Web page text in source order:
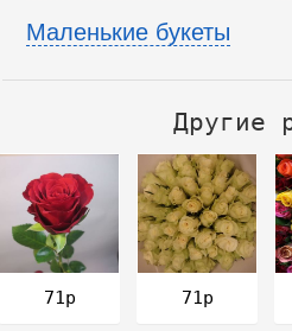
Маленькие букеты
Другие
71р 71р